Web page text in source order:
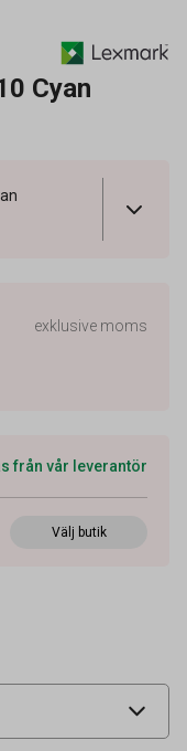
Cyan
exklusive moms
från vår leverantör
Välj butik
27041300
44103103